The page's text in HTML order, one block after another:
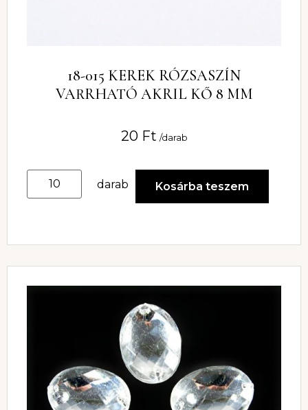
18-015 KEREK RÓZSASZÍN
VARRHATÓ AKRIL KŐ 8 MM
20 Ft /darab
darab Kosárba teszem